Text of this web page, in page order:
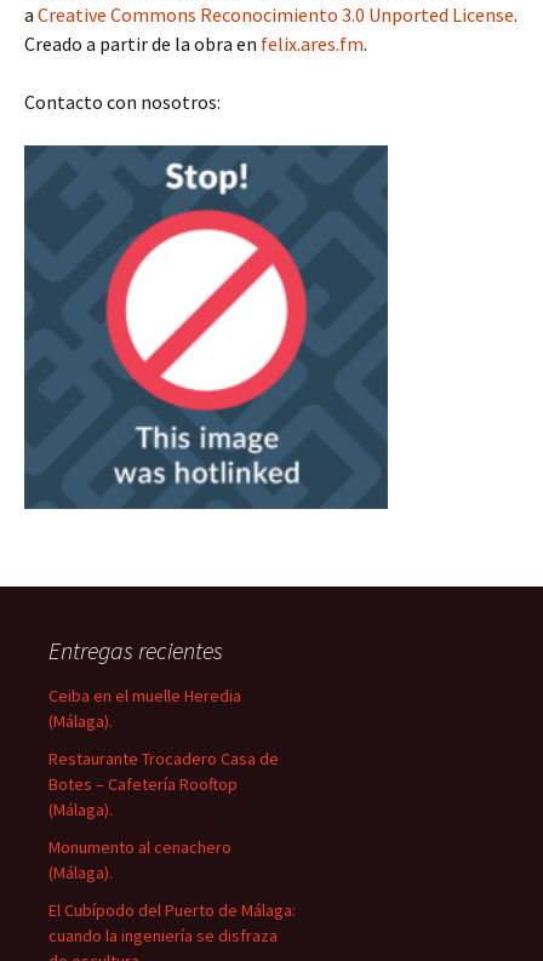
a Creative Commons Reconocimiento 3.0 Unported License.
Creado a partir de la obra en felix.ares.fm.
Contacto con nosotros:
Entregas recientes
Ceiba en el muelle Heredia
(Málaga).
Restaurante Trocadero Casa de
Botes – Cafetería Rooftop
(Málaga).
Monumento al cenachero
(Málaga).
El Cubípodo del Puerto de Málaga:
cuando la ingeniería se disfraza